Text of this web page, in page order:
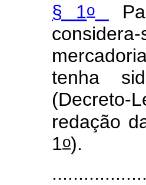
§ 1o
tenha
(Decreto-
redação
1o).